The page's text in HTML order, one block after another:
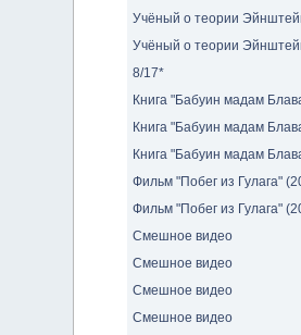
Учёный о теории
Учёный о теории
8/17*
Книга "Бабуин мадам
Книга "Бабуин мадам
Книга "Бабуин мадам
Фильм "Побег из Гулага"
Фильм "Побег из Гулага"
Смешное видео
Смешное видео
Смешное видео
Смешное видео